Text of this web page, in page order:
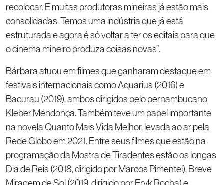
recolocar. E muitas produtoras mineiras já estão mais
consolidadas. Temos uma indústria que já está
estruturada e agora é só voltar a ter os editais para que
o cinema mineiro produza coisas novas”.
Bárbara atuou em filmes que ganharam destaque em
festivais internacionais como Aquarius (2016) e
Bacurau (2019), ambos dirigidos pelo pernambucano
Kleber Mendonça. Também teve um papel importante
na novela Quanto Mais Vida Melhor, levada ao ar pela
Rede Globo em 2021. Entre seus filmes que estão na
programação da Mostra de Tiradentes estão os longas
Dia de Reis (2018, dirigido por Marcos Pimentel), Breve